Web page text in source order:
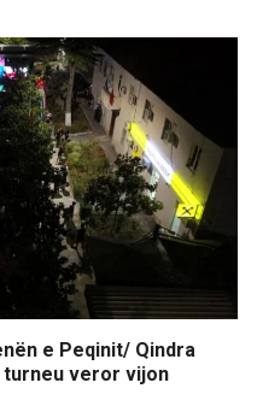
e Peqinit/ Qindra
veror vijon